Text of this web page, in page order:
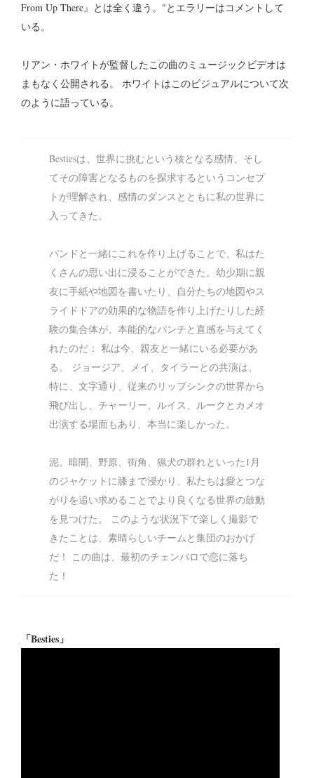
From Up There』とは全く違う。"とエラリーはコメントして
いる。
リアン・ホワイトが監督したこの曲のミュージックビデオは
まもなく公開される。 ホワイトはこのビジュアルについて次
のように語っている。
Bestiesは、世界に挑むという核となる感情、そし
てその障害となるものを探求するというコンセプ
トが理解され、感情のダンスとともに私の世界に
入ってきた。
バンドと一緒にこれを作り上げることで、私はた
くさんの思い出に浸ることができた。幼少期に親
友に手紙や地図を書いたり、自分たちの地図やス
ライドドアの効果的な物語を作り上げたりした経
験の集合体が、本能的なパンチと直感を与えてく
れたのだ： 私は今、親友と一緒にいる必要があ
る。 ジョージア、メイ、タイラーとの共演は、
特に、文字通り、従来のリップシンクの世界から
飛び出し、チャーリー、ルイス、ルークとカメオ
出演する場面もあり、本当に楽しかった。
泥、暗闇、野原、街角、猟犬の群れといった1月
のジャケットに膝まで浸かり、私たちは愛とつな
がりを追い求めることでより良くなる世界の鼓動
を見つけた。 このような状況下で楽しく撮影で
きたことは、素晴らしいチームと集団のおかげ
だ！ この曲は、最初のチェンバロで恋に落ち
た！
「Besties」